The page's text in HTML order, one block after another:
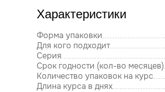
Характеристики
Форма упаковки
Для кого подходит
Серия
Срок годности (кол-во месяцев)
Количество упаковок на курс
Длина курса в днях